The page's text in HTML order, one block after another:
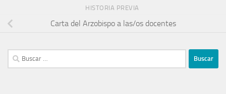
HISTORIA PREVIA
Carta del Arzobispo a las/os docentes